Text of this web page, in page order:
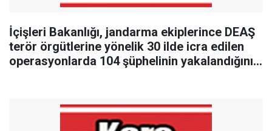
İçişleri Bakanlığı, jandarma ekiplerince DEAŞ
terör örgütlerine yönelik 30 ilde icra edilen
operasyonlarda 104 şüphelinin yakalandığını